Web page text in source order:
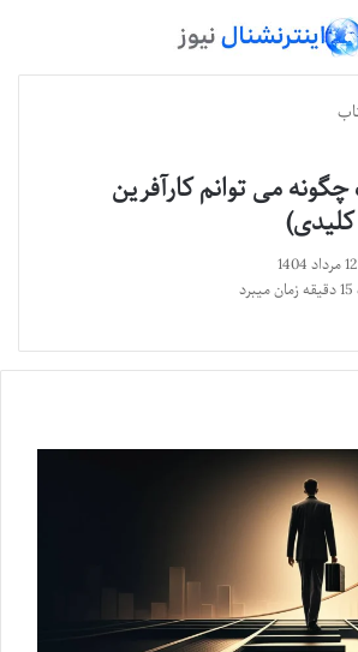
می توانم کارآفرین